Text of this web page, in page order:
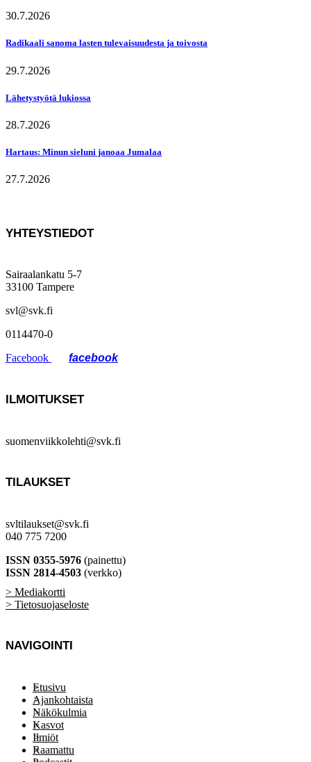
30.7.2026
Radikaali sanoma lasten tulevaisuudesta ja toivosta
29.7.2026
Lähetystyötä lukiossa
28.7.2026
Hartaus: Minun sieluni janoaa Jumalaa
27.7.2026
YHTEYSTIEDOT
Sairaalankatu 5-7
33100 Tampere
svl@svk.fi
0114470-0
Facebook
ILMOITUKSET
suomenviikkolehti@svk.fi
TILAUKSET
svltilaukset@svk.fi
040 775 7200
ISSN 0355-5976 (painettu)
ISSN 2814-4503 (verkko)
> Mediakortti
> Tietosuojaseloste
NAVIGOINTI
Etusivu
Ajankohtaista
Näkökulmia
Kasvot
Ilmiöt
Raamattu